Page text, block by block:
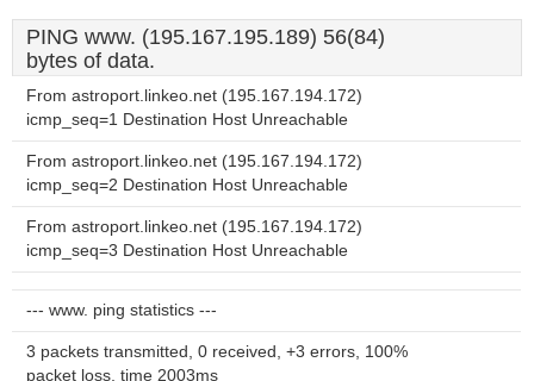
PING www. (195.167.195.189) 56(84)
bytes of data.
From astroport.linkeo.net (195.167.194.172)
icmp_seq=1 Destination Host Unreachable
From astroport.linkeo.net (195.167.194.172)
icmp_seq=2 Destination Host Unreachable
From astroport.linkeo.net (195.167.194.172)
icmp_seq=3 Destination Host Unreachable
--- www. ping statistics ---
3 packets transmitted, 0 received, +3 errors, 100%
packet loss, time 2003ms